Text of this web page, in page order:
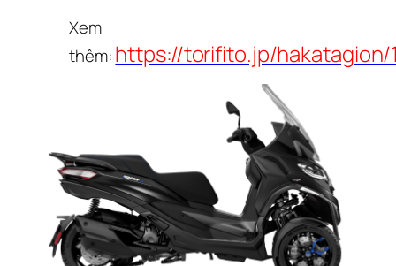
Xem
thêm:https://torifito.jp/hakatagion/